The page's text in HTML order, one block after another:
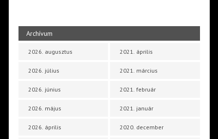
Archívum
2026. augusztus
2026. július
2026. június
2026. május
2026. április
2021. április
2021. március
2021. február
2021. január
2020. december